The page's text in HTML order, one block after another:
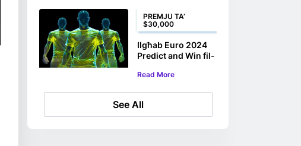
PREMJU TA’
$30,000
Ilgħab Euro 2024
Predict and Win fil-
Read More
See All